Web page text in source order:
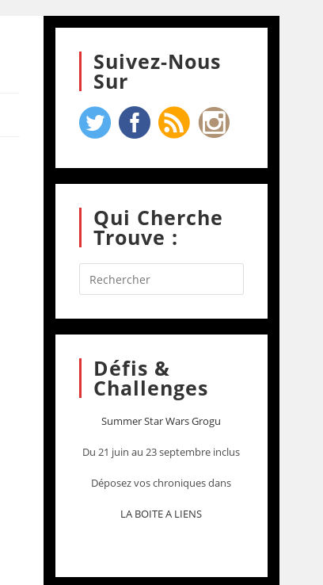
Suivez-Nous
Sur
Qui Cherche
Trouve :
Défis &
Challenges
Summer Star Wars Grogu
Du 21 juin au 23 septembre inclus
Déposez vos chroniques dans
LA BOITE A LIENS